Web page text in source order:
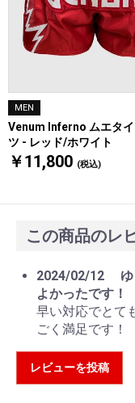
MEN
Venum Inferno ムエタ
ツ - レッド/ホワイト
￥11,800 (税込)
この商品のレ
2024/02/12
よかったです！
早い対応でとて
ごく満足です！
レビューを投稿